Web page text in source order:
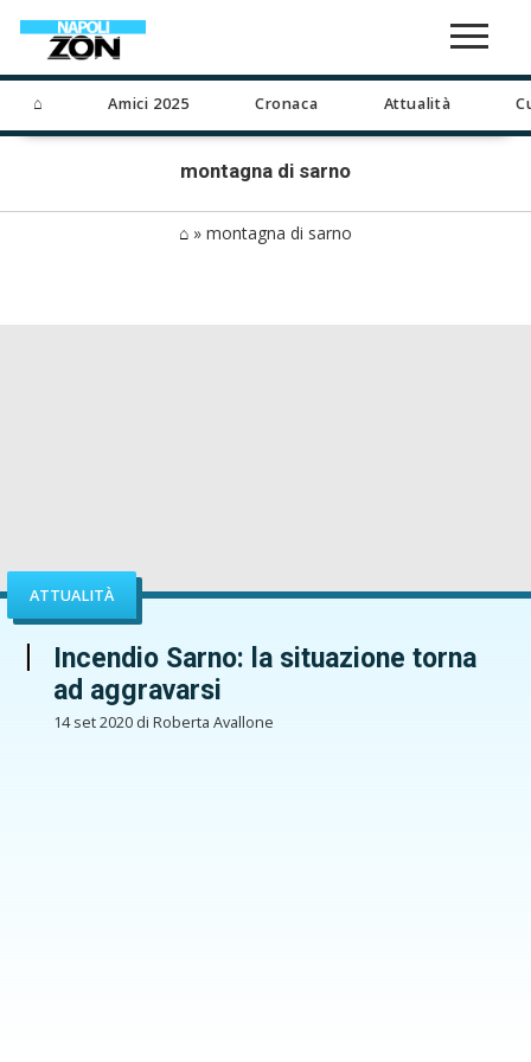
⌂ Amici 2025 Cronaca Attualità
montagna di sarno
⌂ » montagna di sarno
ATTUALITÀ
Incendio Sarno: la situazione torna
ad aggravarsi
14 set 2020 di Roberta Avallone